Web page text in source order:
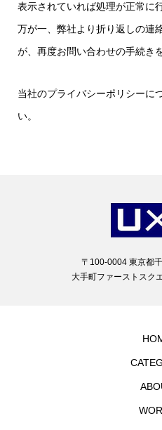
表示されていれば処理が正常に
万が一、弊社より折り返しの連
が、再度お問い合わせの手続き
当社のプライバシーポリシーに
い。
〒100-0004 東京都
大手町ファーストスク